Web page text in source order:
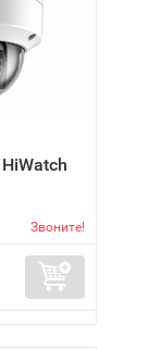
Звоните!